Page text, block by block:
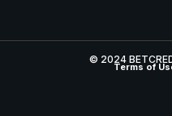
© 2024
Terms of